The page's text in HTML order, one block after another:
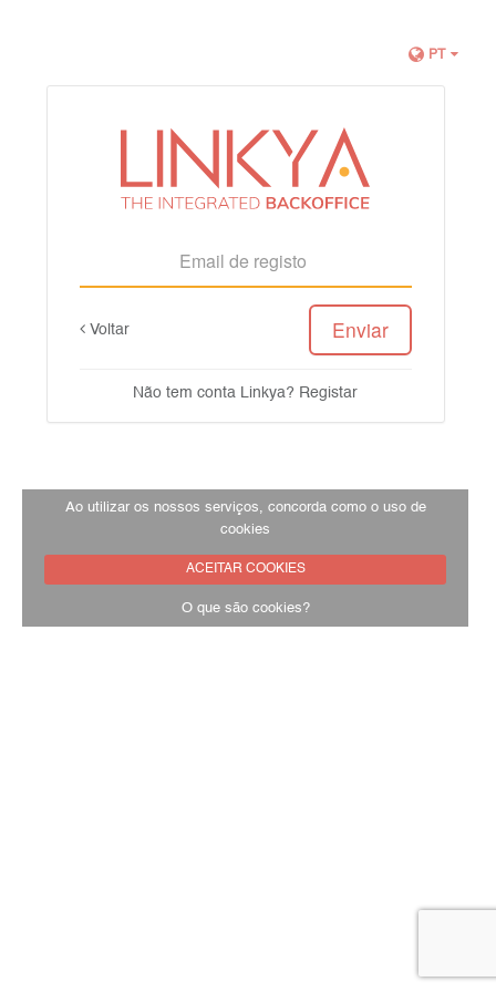
PT
Enviar
Voltar
Não tem conta Linkya? Registar
Ao utilizar os nossos serviços, concorda como o uso de
cookies
ACEITAR COOKIES
O que são cookies?